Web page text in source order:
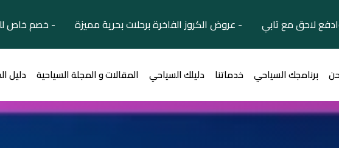
لاحق مع تابي - عروض الكروز الفاخرة برحلات بحرية مميزة - خصم خاص
برنامجك السياحي خدماتنا دليلك السياحي المقالات و المجلة السياحية دليل